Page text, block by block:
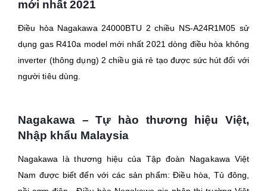
mới nhất 2021
Điều hòa Nagakawa 24000BTU 2 chiều NS-A24R1M05 sử
dụng gas R410a model mới nhất 2021 dòng điều hòa không
inverter (thông dụng) 2 chiều giá rẻ tạo được sức hút đối với
người tiêu dùng.
Nagakawa – Tự hào thương hiệu Việt,
Nhập khẩu Malaysia
Nagakawa là thương hiệu của Tập đoàn Nagakawa Việt
Nam được biết đến với các sản phẩm: Điều hòa, Tủ đông,